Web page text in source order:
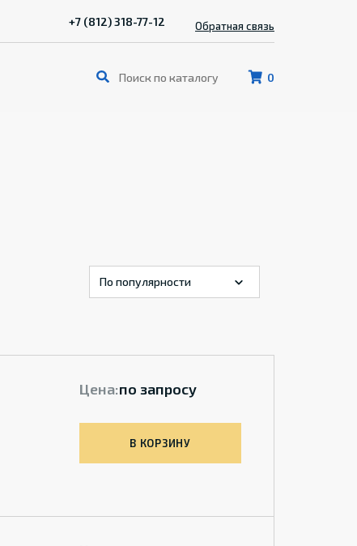
0
+7 (812) 318-77-12 Обратная связь
Цена:по запросу
В КОРЗИНУ